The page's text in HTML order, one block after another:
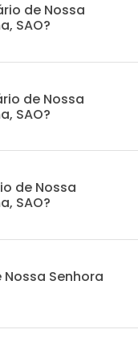
de Nossa
SAO?
de Nossa
SAO?
de Nossa
SAO?
Senhora